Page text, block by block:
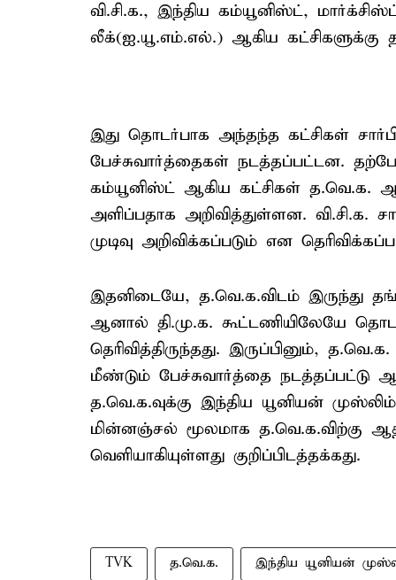
வி.சி.க., இந்திய கம்யூனிஸ்ட்,
லீக்(ஐ.யூ.எம்.எல்.) ஆகிய கட்சிகளுக்கு
இது தொடர்பாக அந்தந்த கட்சிகள்
பேச்சுவார்த்தைகள் நடத்தப்பட்டன.
கம்யூனிஸ்ட் ஆகிய கட்சிகள் த.வெ.க.
அளிப்பதாக அறிவித்துள்ளன. வி.சி.க.
முடிவு அறிவிக்கப்படும் என
இதனிடையே, த.வெ.க.விடம் இருந்து
ஆனால் தி.மு.க. கூட்டணியிலேயே
தெரிவித்திருந்தது. இருப்பினும்,
மீண்டும் பேச்சுவார்த்தை நடத்தப்பட்டு
த.வெ.க.வுக்கு இந்திய யூனியன்
மின்னஞ்சல் மூலமாக த.வெ.க.விற்கு
வெளியாகியுள்ளது குறிப்பிடத்தக்கது.
TVK த.வெ.க. இந்திய யூனியன்